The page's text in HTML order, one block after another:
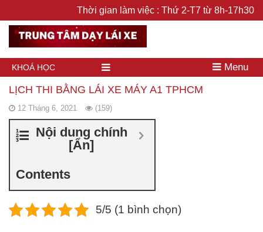
Thời gian làm việc : Thứ 2-T7 từ 8h-17h30
KHOÁ HỌC Menu
LỊCH THI BẰNG LÁI XE MÁY A1 TPHCM
12 Tháng 6, 2021 (159)
Nội dung chính
[Ẩn]
Contents
5/5 (1 bình chọn)